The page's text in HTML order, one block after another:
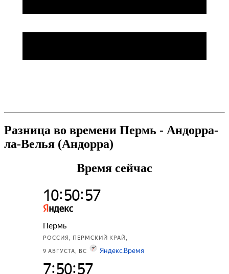
Разница во времени Пермь - Андорра-
ла-Велья (Андорра)
Время сейчас